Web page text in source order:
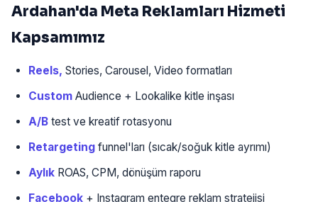
Ardahan'da Meta Reklamları Hizmeti
Kapsamımız
Reels, Stories, Carousel, Video formatları
Custom Audience + Lookalike kitle inşası
A/B test ve kreatif rotasyonu
Retargeting funnel'ları (sıcak/soğuk kitle ayrımı)
Aylık ROAS, CPM, dönüşüm raporu
Facebook + Instagram entegre reklam stratejisi